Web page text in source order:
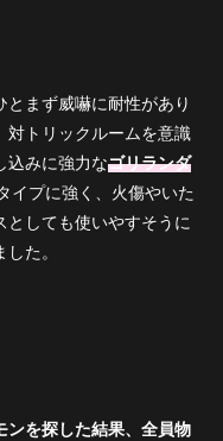
まず威嚇に耐性があり
、対トリックルームを意識
込みに強力なゴリランダ
イプに強く、火傷やいた
しても使いやすそうに
た。
ンを探した結果、全員物